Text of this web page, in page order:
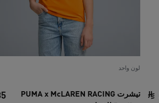
لون واحد
تيشرت PUMA x McLAREN RACING